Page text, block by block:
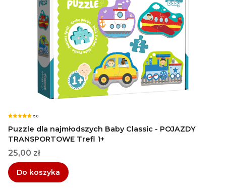
5.0
Puzzle dla najmłodszych Baby Classic - POJAZDY
TRANSPORTOWE Trefl 1+
Cena
25,00 zł
Do koszyka